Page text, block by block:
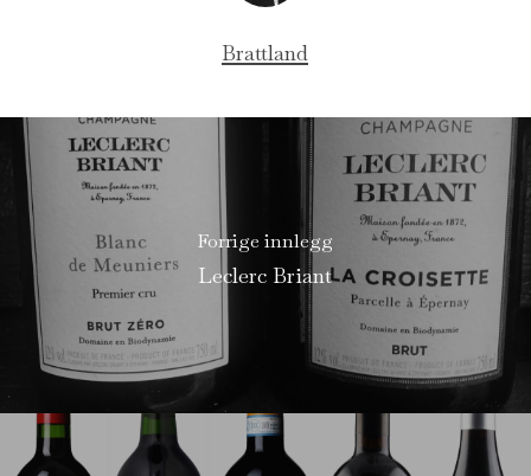
Brattland
Forrige innlegg
Leclerc Briant